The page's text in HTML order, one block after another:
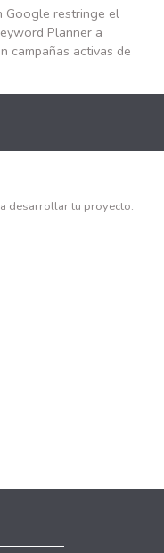
Google restringe el
Planner a
campañas activas de
desarrollar tu proyecto.